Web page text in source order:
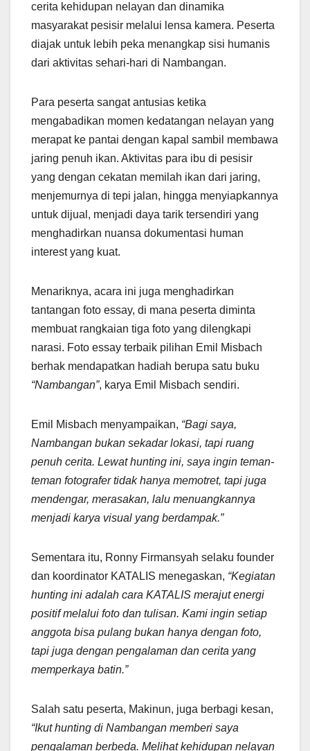
cerita kehidupan nelayan dan dinamika
masyarakat pesisir melalui lensa kamera. Peserta
diajak untuk lebih peka menangkap sisi humanis
dari aktivitas sehari-hari di Nambangan.
Para peserta sangat antusias ketika
mengabadikan momen kedatangan nelayan yang
merapat ke pantai dengan kapal sambil membawa
jaring penuh ikan. Aktivitas para ibu di pesisir
yang dengan cekatan memilah ikan dari jaring,
menjemurnya di tepi jalan, hingga menyiapkannya
untuk dijual, menjadi daya tarik tersendiri yang
menghadirkan nuansa dokumentasi human
interest yang kuat.
Menariknya, acara ini juga menghadirkan
tantangan foto essay, di mana peserta diminta
membuat rangkaian tiga foto yang dilengkapi
narasi. Foto essay terbaik pilihan Emil Misbach
berhak mendapatkan hadiah berupa satu buku
“Nambangan”, karya Emil Misbach sendiri.
Emil Misbach menyampaikan, “Bagi saya,
Nambangan bukan sekadar lokasi, tapi ruang
penuh cerita. Lewat hunting ini, saya ingin teman-
teman fotografer tidak hanya memotret, tapi juga
mendengar, merasakan, lalu menuangkannya
menjadi karya visual yang berdampak.”
Sementara itu, Ronny Firmansyah selaku founder
dan koordinator KATALIS menegaskan, “Kegiatan
hunting ini adalah cara KATALIS merajut energi
positif melalui foto dan tulisan. Kami ingin setiap
anggota bisa pulang bukan hanya dengan foto,
tapi juga dengan pengalaman dan cerita yang
memperkaya batin.”
Salah satu peserta, Makinun, juga berbagi kesan,
“Ikut hunting di Nambangan memberi saya
pengalaman berbeda. Melihat kehidupan nelayan